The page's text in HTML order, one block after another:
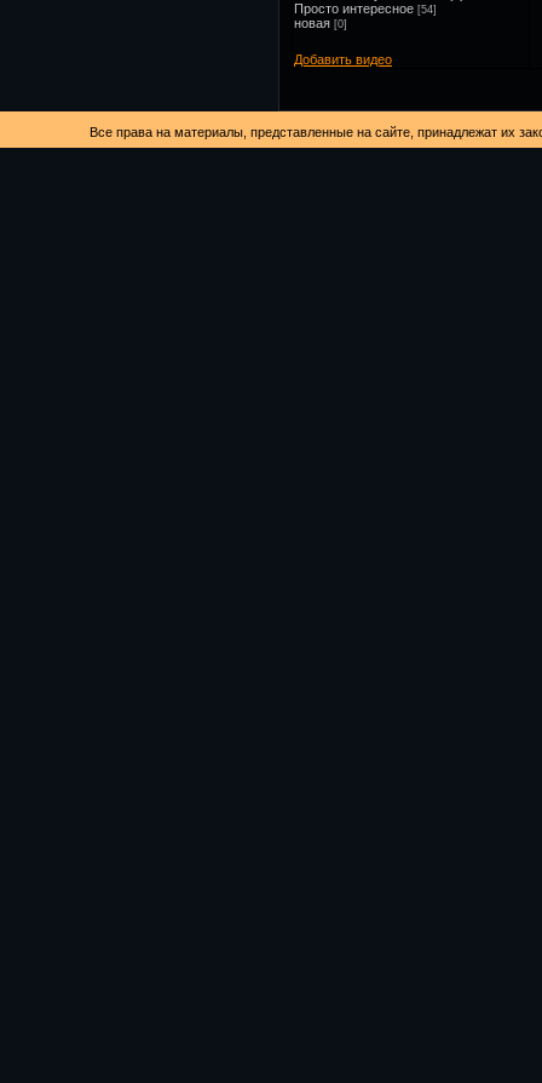
Просто интересное [54]
новая [0]
Добавить видео
Все права на материалы, представленные на сайте, принадлежат их